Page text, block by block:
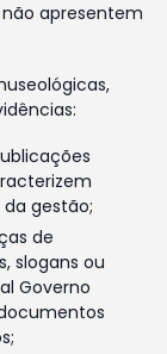
apresentem
gestão;
de
slogans ou
Governo